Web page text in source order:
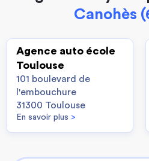
Canohès
Agence auto école
Toulouse
101 boulevard de
l'embouchure
31300 Toulouse
En savoir plus >